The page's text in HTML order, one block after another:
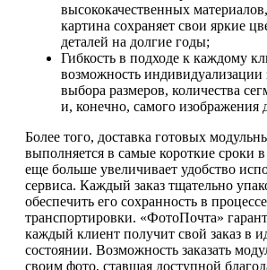
высококачественных
картина сохраняет свои яркие
деталей на долгие годы;
Гибкость в подходе к каждому
возможность индивидуализации
выбора размеров, количества
и, конечно, самого изображения
Более того, доставка готовых
выполняется в самые короткие сроки
еще больше увеличивает удобство
сервиса. Каждый заказ тщательно
обеспечить его сохранность в процессе
транспортировки. «ФотоПочта»
каждый клиент получит свой заказ в
состоянии. Возможность заказать
своим фото, ставшая доступной